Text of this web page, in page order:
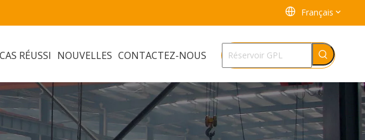
Français
CAS RÉUSSI NOUVELLES CONTACTEZ-NOUS